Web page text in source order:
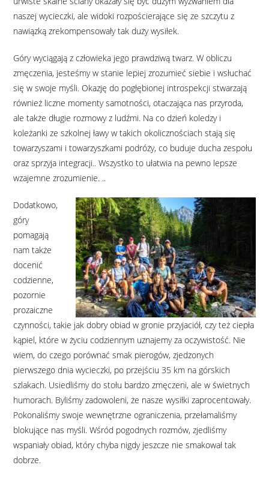
naszej wycieczki, ale widoki rozpościerające się ze szczytu z
nawiązką zrekompensowały tak duży wysiłek.
Góry wyciągają z człowieka jego prawdziwą twarz. W obliczu
zmęczenia, jesteśmy w stanie lepiej zrozumieć siebie i wsłuchać
się w swoje myśli. Okazję do pogłębionej introspekcji stwarzają
również liczne momenty samotności, otaczająca nas przyroda,
ale także długie rozmowy z ludźmi. Na co dzień koledzy i
koleżanki ze szkolnej ławy w takich okolicznościach stają się
towarzyszami i towarzyszkami podróży, co buduje ducha zespołu
oraz sprzyja integracji.. Wszystko to ułatwia na pewno lepsze
wzajemne zrozumienie. ..
Dodatkowo,
góry
pomagają
nam także
docenić
codzienne,
pozornie
prozaiczne
czynności, takie jak dobry obiad w gronie przyjaciół, czy też ciepła
kąpiel, które w życiu codziennym uznajemy za oczywistość. Nie
wiem, do czego porównać smak pierogów, zjedzonych
pierwszego dnia wycieczki, po przejściu 35 km na górskich
szlakach. Usiedliśmy do stołu bardzo zmęczeni, ale w świetnych
humorach. Byliśmy zadowoleni, że nasze wysiłki zaprocentowały.
Pokonaliśmy swoje wewnętrzne ograniczenia, przełamaliśmy
blokujące nas myśli. Wśród pogodnych rozmów, zjedliśmy
wspaniały obiad, który chyba nigdy jeszcze nie smakował tak
dobrze.